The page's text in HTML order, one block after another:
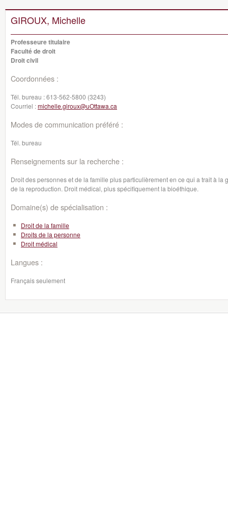
GIROUX, Michelle
Professeure titulaire
Faculté de droit
Droit civil
Coordonnées :
Tél. bureau :613-562-5800 (3243)
Courriel :michelle.giroux@uOttawa.ca
Modes de communication préféré :
Tél. bureau
Renseignements sur la recherche :
Droit des personnes et de la famille plus particulièrement en ce qui a trait à
de la reproduction. Droit médical, plus spécifiquement la bioéthique.
Domaine(s) de spécialisation :
Droit de la famille
Droits de la personne
Droit médical
Langues :
Français seulement